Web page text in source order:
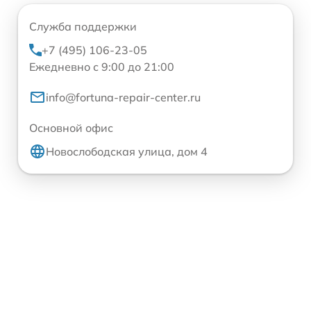
Служба поддержки
+7 (495) 106-23-05
Ежедневно с 9:00 до 21:00
info@fortuna-repair-center.ru
Основной офис
Новослободская улица, дом 4